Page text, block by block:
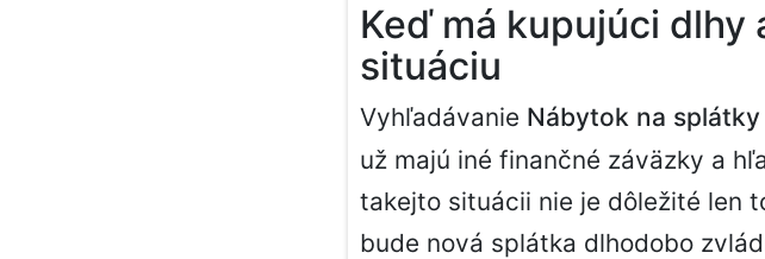
Keď má kupujúci
situáciu
Vyhľadávanie Nábytok na
už majú iné finančné záväzky a
takejto situácii nie je dôležité len
bude nová splátka dlhodobo